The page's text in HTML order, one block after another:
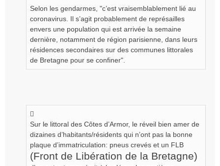
Selon les gendarmes, "c’est vraisemblablement lié au
coronavirus. Il s’agit probablement de représailles
envers une population qui est arrivée la semaine
dernière, notamment de région parisienne, dans leurs
résidences secondaires sur des communes littorales
de Bretagne pour se confiner".
Sur le littoral des Côtes d’Armor, le réveil bien amer de
dizaines d’habitants/résidents qui n’ont pas la bonne
plaque d’immatriculation: pneus crevés et un FLB
(Front de Libération de la Bretagne)